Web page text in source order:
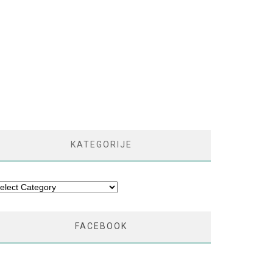
KATEGORIJE
FACEBOOK